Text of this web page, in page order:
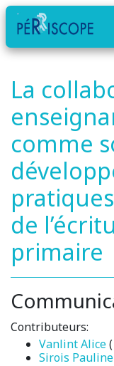
La
comme
de
primaire
Contributeurs:
Vanlint Alice
Sirois Pauline